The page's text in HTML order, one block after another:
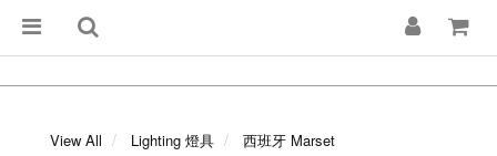
View All Lighting 燈具 西班牙 Marset